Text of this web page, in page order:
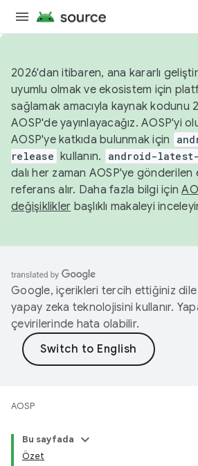
2026'dan itibaren, ana kararlı
uyumlu olmak ve ekosistem için
sağlamak amacıyla kaynak kodunu
AOSP'de yayınlayacağız. AOSP'yi
AOSP'ye katkıda bulunmak için
release kullanın. android-
dalı her zaman AOSP'ye gönderilen
referans alır. Daha fazla bilgi için
değişiklikler başlıklı makaleyi
Google, içerikleri tercih ettiğiniz
yapay zeka teknolojisini kullanır.
çevirilerinde hata olabilir.
AOSP
Bu sayfada
Özet